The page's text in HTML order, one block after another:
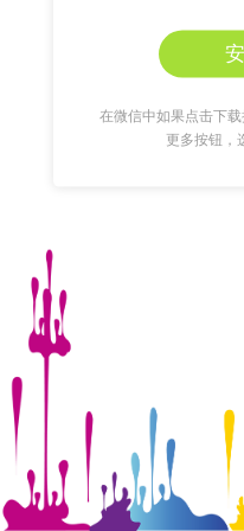
在微信中如果点击下
更多按钮，